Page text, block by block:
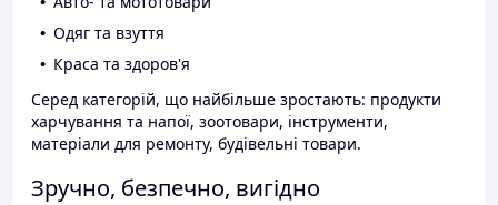
Одяг та взуття
Краса та здоров'я
Серед категорій, що найбільше зростають: продукти
харчування та напої, зоотовари, інструменти,
матеріали для ремонту, будівельні товари.
Зручно, безпечно, вигідно